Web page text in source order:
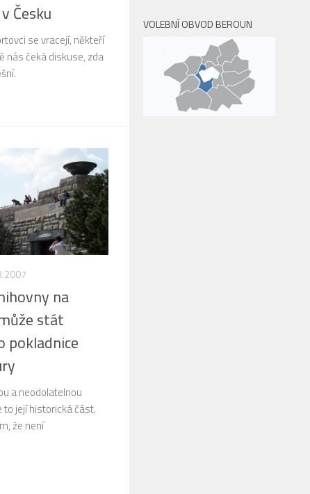
Česku
se vracejí, někteří
nás čeká diskuse, zda
na
stát
pokladnice
a neodolatelnou
její historická část.
že není
VOLEBNÍ OBVOD BEROUN